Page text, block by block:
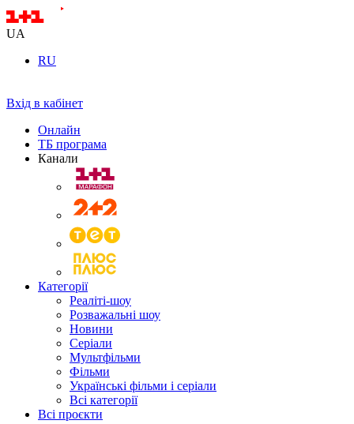
UA
RU
Вхід в кабінет
Онлайн
ТБ програма
Канали
Категорії
Реаліті-шоу
Розважальні шоу
Новини
Серіали
Мультфільми
Фільми
Українські фільми і серіали
Всі категорії
Всі проєкти